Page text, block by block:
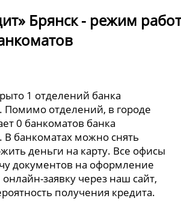
Брянск - режим
1 отделений банка
Помимо отделений, в городе
0 банкоматов банка
В банкоматах можно снять
деньги на карту. Все офисы
документов на оформление
заявку через наш сайт,
получения кредита.